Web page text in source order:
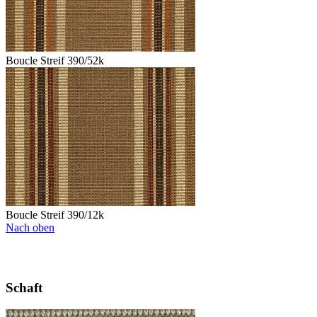
Boucle Streif 390/52k
Boucle Streif 390/12k
Nach oben
Schaft